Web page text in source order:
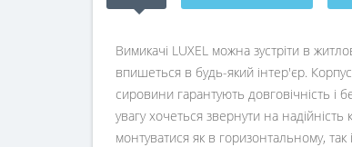
Вимикачі LUXEL можна зустріти в
впишеться в будь-який інтер'єр.
сировини гарантують довговічність і
увагу хочеться звернути на
монтуватися як в горизонтальному,